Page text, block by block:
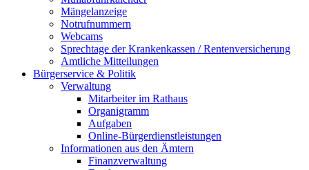
Mängelanzeige
Notrufnummern
Webcams
Sprechtage der Krankenkassen / Rentenversicherung
Amtliche Mitteilungen
Bürgerservice & Politik
Verwaltung
Mitarbeiter im Rathaus
Organigramm
Aufgaben
Online-Bürgerdienstleistungen
Informationen aus den Ämtern
Finanzverwaltung